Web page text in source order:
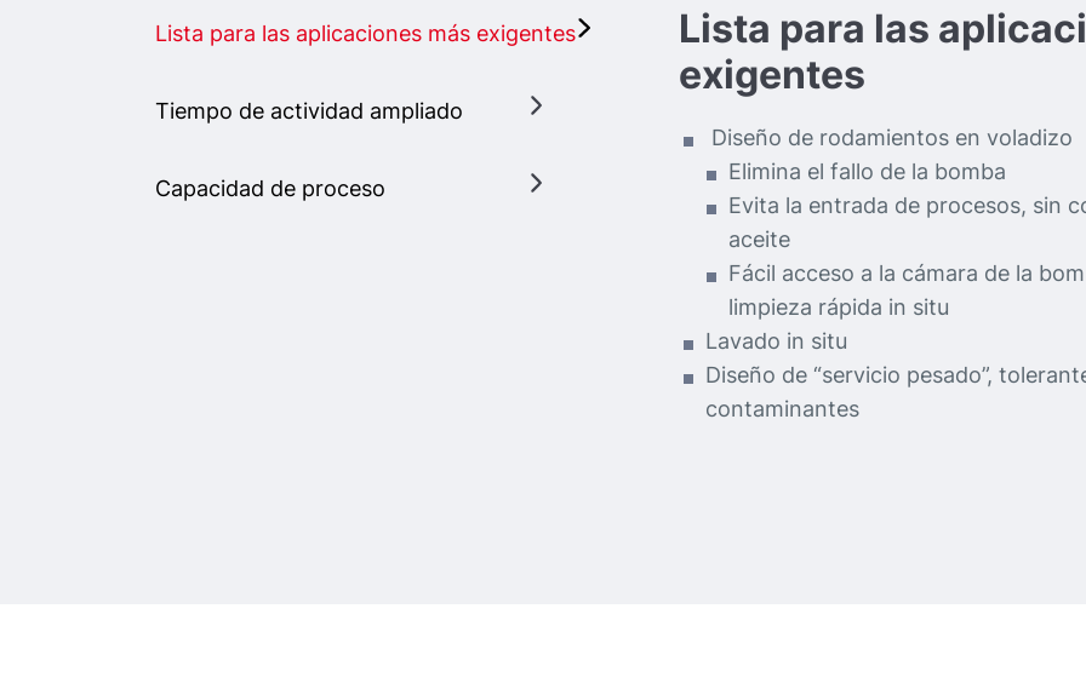
Lista para las aplicaciones más exigentes
Tiempo de actividad ampliado
Capacidad de proceso
Lista para las
exigentes
Diseño de rodamientos en voladizo
Elimina el fallo de la bomba
Evita la entrada de procesos, sin
aceite
Fácil acceso a la cámara de la
limpieza rápida in situ
Lavado in situ
Diseño de “servicio pesado”,
contaminantes